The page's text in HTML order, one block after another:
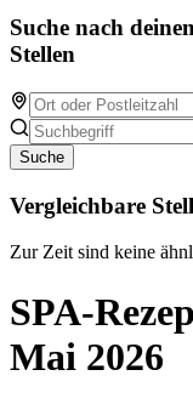
Suche nach
Stellen
Suche
Vergleichbare
Zur Zeit sind keine
SPA-
Mai 2026